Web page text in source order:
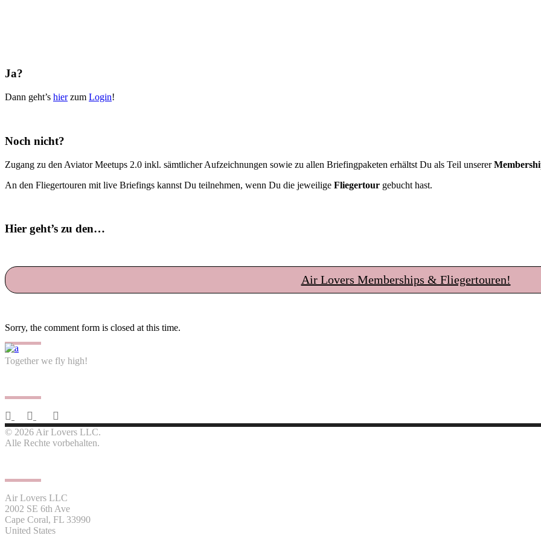
Ja?
Dann geht’s hierzum Login!
Noch nicht?
Zugang zu den Aviator Meetups 2.0 inkl. sämtlicher Aufzeichnungen sowie zu allen Briefingpaketen erhältst Du als Teil unserer
An den Fliegertouren mit live Briefings kannst Du teilnehmen, wenn Du die jeweilige Fliegertour gebucht hast.
Hier geht’s zu den…
Air Lovers Memberships & Fliegertouren!
Sorry, the comment form is closed at this time.
Together we fly high!
© 2026 Air Lovers LLC.
Alle Rechte vorbehalten.
Air Lovers LLC
2002 SE 6th Ave
Cape Coral, FL 33990
United States